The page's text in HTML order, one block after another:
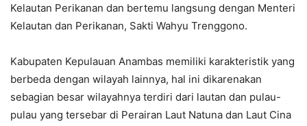
Kelautan Perikanan dan bertemu langsung dengan Menteri
Kelautan dan Perikanan, Sakti Wahyu Trenggono.
Kabupaten Kepulauan Anambas memiliki karakteristik yang
berbeda dengan wilayah lainnya, hal ini dikarenakan
sebagian besar wilayahnya terdiri dari lautan dan pulau-
pulau yang tersebar di Perairan Laut Natuna dan Laut Cina